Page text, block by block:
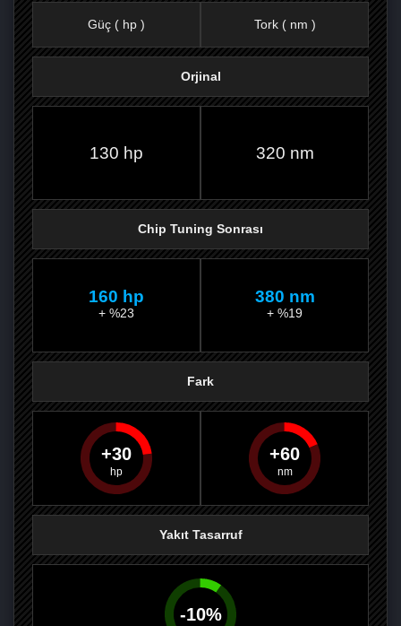
PAYLAŞPAYLAŞPLUS'TA
Güç ( hp ) Tork ( nm )
Orjinal
130 hp 320 nm
Chip Tuning Sonrası
160 hp
+ %23
380 nm
+ %19
Fark
30 60
Yakıt Tasarruf
-10%